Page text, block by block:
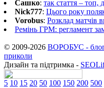
Сашко: так стаття – топ,
Nick777: Цього року
Vorobus: Розклад матчів
Ремінь ГРМ: регламент
© 2009-2026 ВОРОБУС - блог
приколи
Дизайн та підтримка -
5 10 15 20 50 100 150 200 500